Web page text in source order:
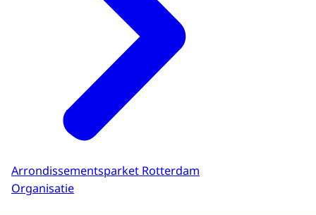
Arrondissementsparket Rotterdam
Organisatie